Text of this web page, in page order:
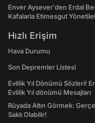
Enver Aysever'den Erdal
Kafalarla Etimesgut
Hızlı Erişim
Hava Durumu
Son Depremler Listesi
Evlilik Yıl Dönümü Sözleri!
Evlilik Yıl dönümü Mesajları
Rüyada Altın Görmek:
Saklı Olabilir!